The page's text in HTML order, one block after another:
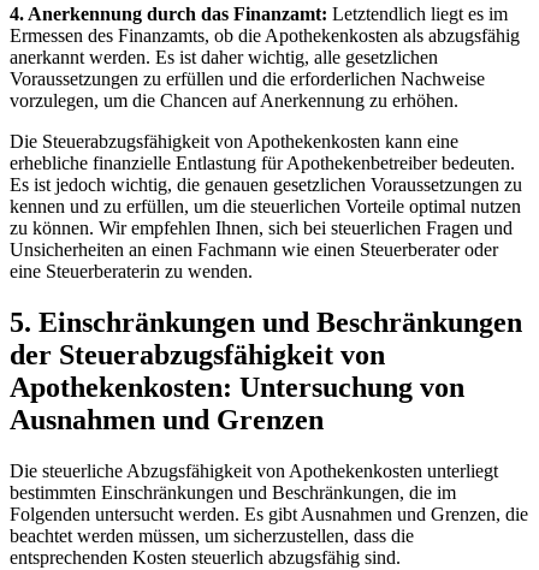
4. Anerkennung durch das Finanzamt: Letztendlich liegt⁣ es im
Ermessen des Finanzamts, ob die Apothekenkosten​ als abzugsfähig
anerkannt werden. Es ⁢ist daher wichtig, alle gesetzlichen
Voraussetzungen zu erfüllen und ⁣die erforderlichen Nachweise
vorzulegen, um die Chancen auf Anerkennung​ zu erhöhen.
Die Steuerabzugsfähigkeit von Apothekenkosten kann eine
⁤erhebliche ​finanzielle ​Entlastung für Apothekenbetreiber bedeuten.
Es ist jedoch wichtig, ‍die genauen gesetzlichen Voraussetzungen⁢ zu
kennen und⁣ zu erfüllen, um die steuerlichen Vorteile optimal nutzen
zu⁢ können. ⁢Wir empfehlen Ihnen, sich ​bei steuerlichen Fragen und
Unsicherheiten an einen Fachmann wie einen Steuerberater oder
eine Steuerberaterin zu wenden.
5. Einschränkungen und Beschränkungen‌
der⁣ Steuerabzugsfähigkeit ⁢von
Apothekenkosten: Untersuchung von
Ausnahmen und⁢ Grenzen
Die steuerliche Abzugsfähigkeit⁢ von Apothekenkosten‌ unterliegt
bestimmten Einschränkungen und Beschränkungen, die im‌
Folgenden ‍untersucht werden. Es gibt Ausnahmen und Grenzen, die
beachtet werden müssen,‌ um ‍sicherzustellen, dass die
entsprechenden Kosten steuerlich abzugsfähig sind.